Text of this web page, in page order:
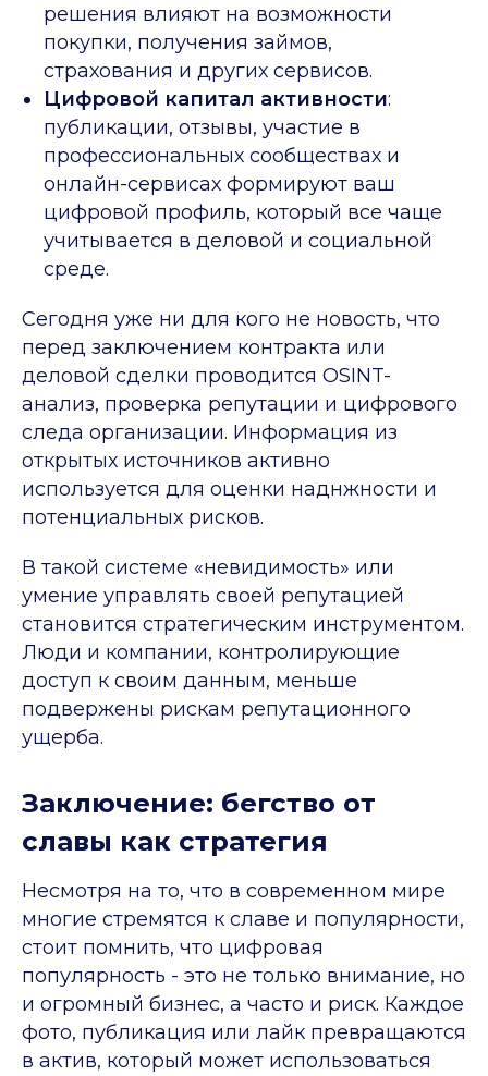
решения влияют на возможности
покупки, получения займов,
страхования и других сервисов.
Цифровой капитал активности:
публикации, отзывы, участие в
профессиональных сообществах и
онлайн-сервисах формируют ваш
цифровой профиль, который все чаще
учитывается в деловой и социальной
среде.
Сегодня уже ни для кого не новость, что
перед заключением контракта или
деловой сделки проводится OSINT-
анализ, проверка репутации и цифрового
следа организации. Информация из
открытых источников активно
используется для оценки наднжности и
потенциальных рисков.
В такой системе «невидимость» или
умение управлять своей репутацией
становится стратегическим инструментом.
Люди и компании, контролирующие
доступ к своим данным, меньше
подвержены рискам репутационного
ущерба.
Заключение: бегство от
славы как стратегия
Несмотря на то, что в современном мире
многие стремятся к славе и популярности,
стоит помнить, что цифровая
популярность - это не только внимание, но
и огромный бизнес, а часто и риск. Каждое
фото, публикация или лайк превращаются
в актив, который может использоваться